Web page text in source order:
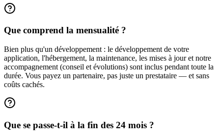
Que comprend la mensualité ?
Bien plus qu'un développement : le développement de votre
application, l'hébergement, la maintenance, les mises à jour et notre
accompagnement (conseil et évolutions) sont inclus pendant toute la
durée. Vous payez un partenaire, pas juste un prestataire — et sans
coûts cachés.
Que se passe-t-il à la fin des 24 mois ?